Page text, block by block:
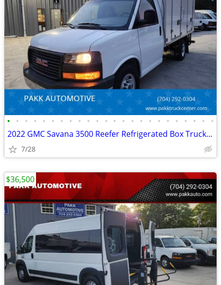
• • • • • • • • • • • • • • • • • • • • • • • •
2022 GMC Savana 3500 Reefer Refrigerated Box Truck Thermo King V320MAX
7/28
$36,500